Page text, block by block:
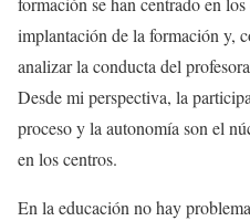
implantación de la formación y,
analizar la conducta del
Desde mi perspectiva, la
proceso y la autonomía son el
en los centros.
En la educación no hay